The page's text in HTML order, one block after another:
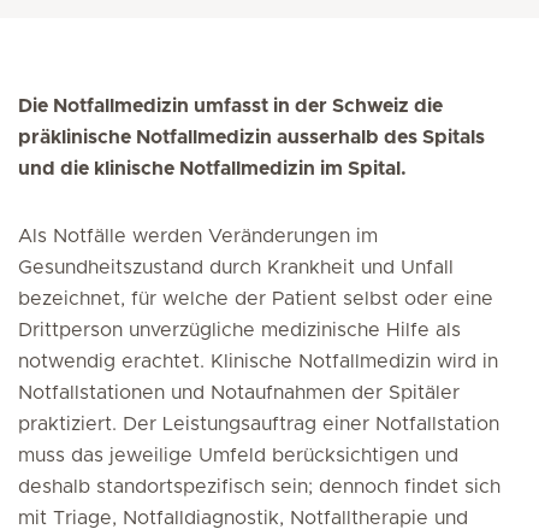
Die Notfallmedizin umfasst in der Schweiz die
präklinische Notfallmedizin ausserhalb des Spitals
und die klinische Notfallmedizin im Spital.
Als Notfälle werden Veränderungen im
Gesundheitszustand durch Krankheit und Unfall
bezeichnet, für welche der Patient selbst oder eine
Drittperson unverzügliche medizinische Hilfe als
notwendig erachtet. Klinische Notfallmedizin wird in
Notfallstationen und Notaufnahmen der Spitäler
praktiziert. Der Leistungsauftrag einer Notfallstation
muss das jeweilige Umfeld berücksichtigen und
deshalb standortspezifisch sein; dennoch findet sich
mit Triage, Notfalldiagnostik, Notfalltherapie und